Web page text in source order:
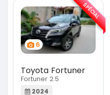
6
Toyota Fortuner
Fortuner 2.5
2024
SPÉCIAL